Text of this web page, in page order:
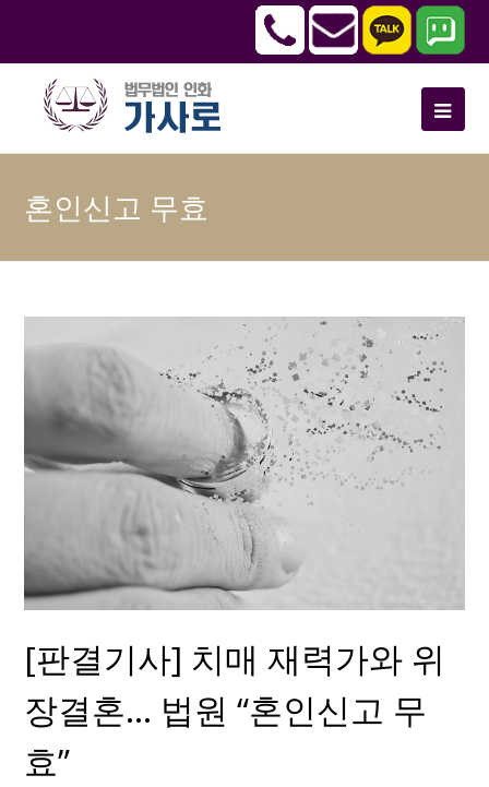
혼인신고 무효
[판결기사] 치매 재력가와 위
장결혼… 법원 “혼인신고 무
효”